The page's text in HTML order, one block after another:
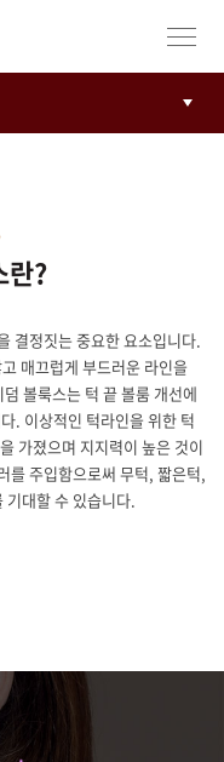
란?
결정짓는 중요한 요소입니다.
매끄럽게 부드러운 라인을
볼룩스는 턱 끝 볼룸 개선에
. 이상적인 턱라인을 위한 턱
가졌으며 지지력이 높은 것이
를 주입함으로써 무턱, 짧은턱,
기대할 수 있습니다.